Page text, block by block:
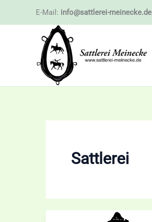
E-Mail: info@sattlerei-meinecke.de
Sattlerei